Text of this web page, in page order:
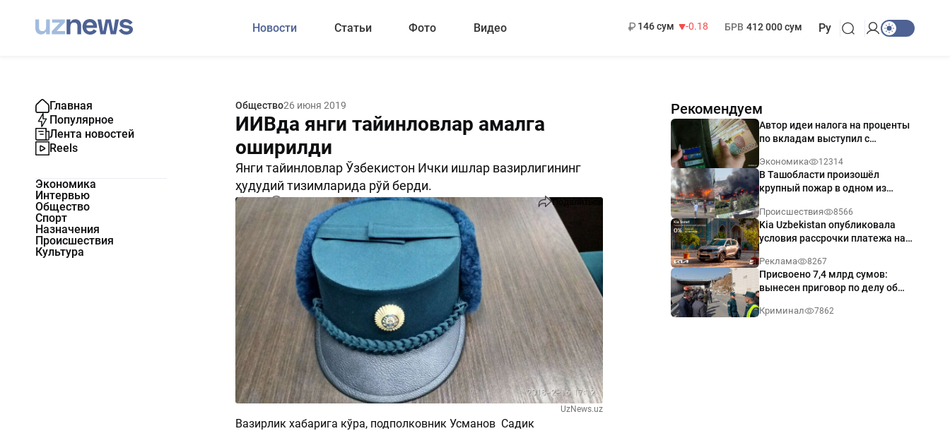
Новости Статьи Фото Видео
146 сум
-0.18
БРВ 412 000 сум Ру
Главная
Популярное
Лента новостей
Reels
Экономика
Интервью
Общество
Спорт
Назначения
Происшествия
Культура
Общество26 июня 2019
ИИВда янги тайинловлар амалга
оширилди
Янги тайинловлар Ўзбекистон Ички ишлар вазирлигининг
ҳудудий тизимларида рўй берди.
Поделиться
UzNews.uz
Вазирлик хабарига кўра, подполковник Усманов Садик
Рекомендуем
Автор идеи налога на проценты
по вкладам выступил с
Экономика 12314
В Ташобласти произошёл
крупный пожар в одном из
Происшествия 8566
Kia Uzbekistan опубликовала
условия рассрочки платежа на
годовых
Реклама 8267
Присвоено 7,4 млрд сумов:
вынесен приговор по делу об
Ташкенте
Криминал 7862